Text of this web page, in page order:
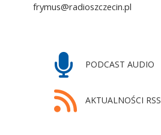
frymus@radioszczecin.pl
PODCAST AUDIO
AKTUALNOŚCI RSS